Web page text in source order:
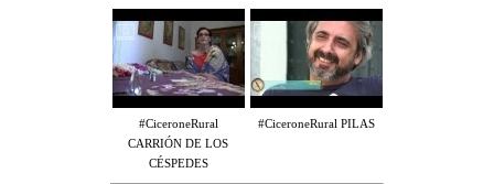
#CiceroneRural
CARRIÓN DE LOS
CÉSPEDES
#CiceroneRural PILAS